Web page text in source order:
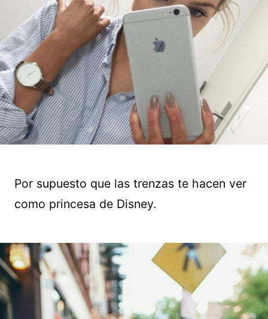
Por supuesto que las trenzas te hacen ver
como princesa de Disney.